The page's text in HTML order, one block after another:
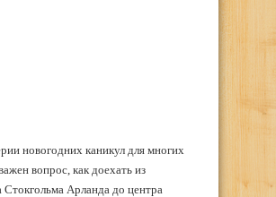
новогодних каникул для многих
вопрос, как доехать из
Стокгольма Арланда до центра